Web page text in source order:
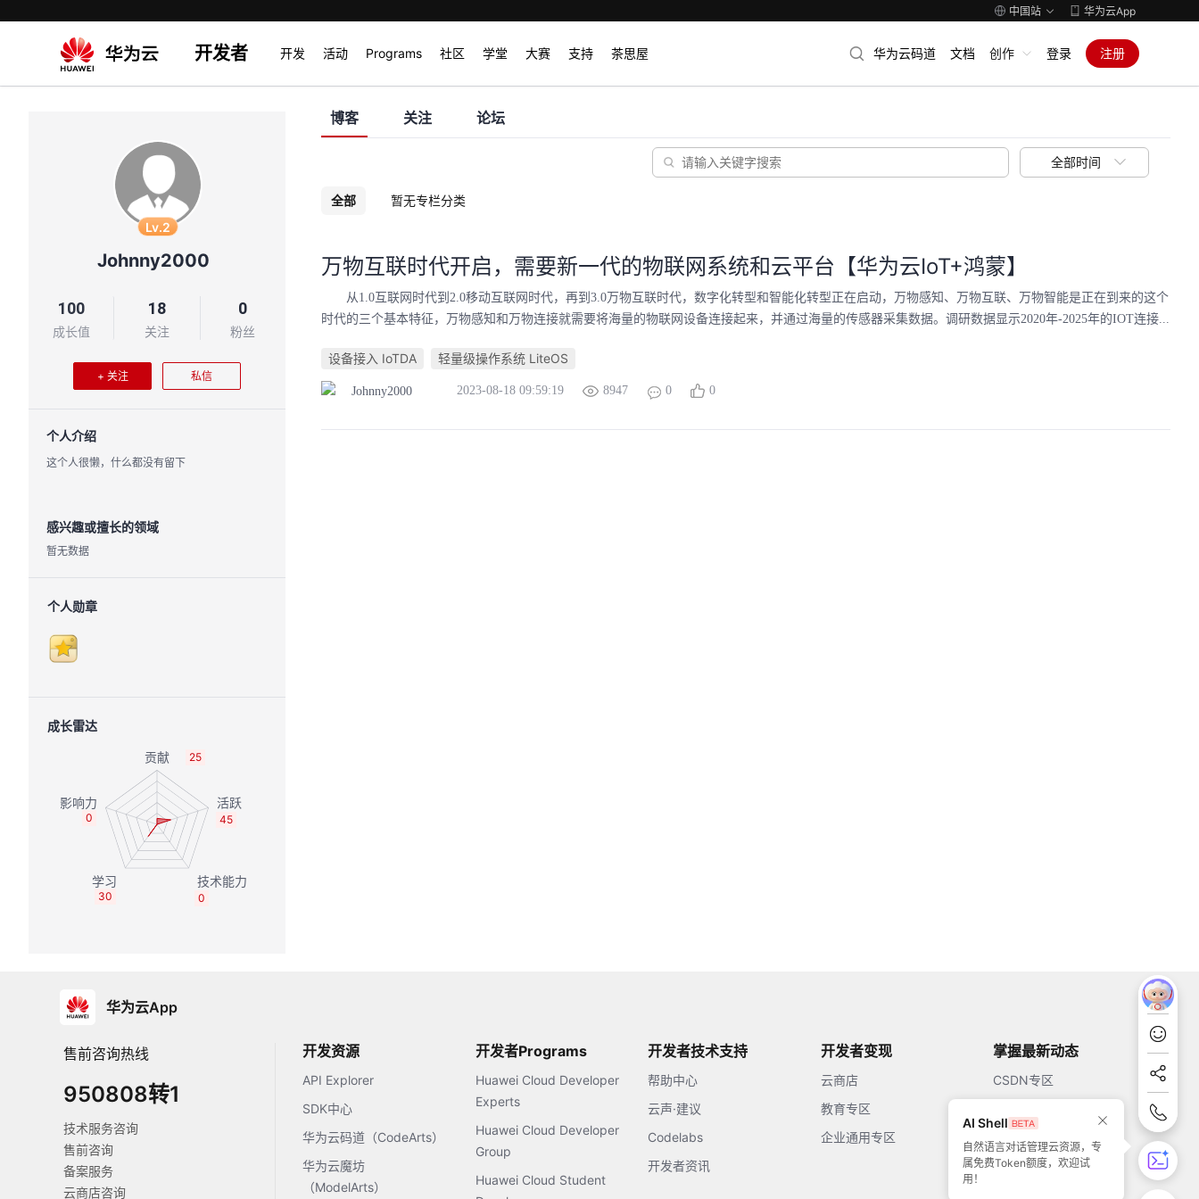
中国站 华为云App
开发者 开发 活动 Programs 社区 学堂 大赛 支持 茶思屋 华为云码道 文档 创作 登录 注册
Lv.2
Johnny2000
100
成长值
18
关注
0
粉丝
+ 关注 私信
个人介绍
这个人很懒，什么都没有留下
感兴趣或擅长的领域
暂无数据
个人勋章
成长雷达
25
45
0
30
0
博客 关注 论坛
全部时间
全部 暂无专栏分类
万物互联时代开启，需要新一代的物联网系统和云平台【华为云IoT+鸿蒙】
从1.0互联网时代到2.0移动互联网时代，再到3.0万物互联时代，数字化转型和智能化转型正在启动，万物感知、万物互联、万物智能是正在到来的这个
时代的三个基本特征，万物感知和万物连接就需要将海量的物联网设备连接起来，并通过海量的传感器采集数据。调研数据显示2020年-2025年的IOT连接...
设备接入 IoTDA 轻量级操作系统 LiteOS
Johnny2000 2023-08-18 09:59:19 8947 0 0
华为云App
售前咨询热线
950808转1
技术服务咨询
售前咨询
备案服务
云商店咨询
开发资源
API Explorer
SDK中心
华为云码道（CodeArts）
华为云魔坊
（ModelArts）
开发者Programs
Huawei Cloud Developer
Experts
Huawei Cloud Developer
Group
Huawei Cloud Student
开发者技术支持
帮助中心
云声·建议
Codelabs
开发者资讯
开发者变现
云商店
教育专区
企业通用专区
掌握最新动态
CSDN专区
51CTO
AI Shell
自然语言对话管理云资源，专
属免费Token额度，欢迎试
用！